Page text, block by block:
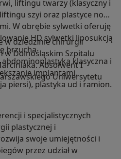
liftingu twarzy (klasyczny i
oraz plastyce nosa
W obrębie sylwetki oferuję
HD sylwetki liposukcją
brzucha
klasyczna i
implantami,
piersi), plastyka ud i ramion.
w dziedzinie chirurgii
w Dolnośląskim Szpitalu
Absolwent I
Uniwersytetu
i specjalistycznych
plastycznej i
swoje umiejętności i
przez udział w